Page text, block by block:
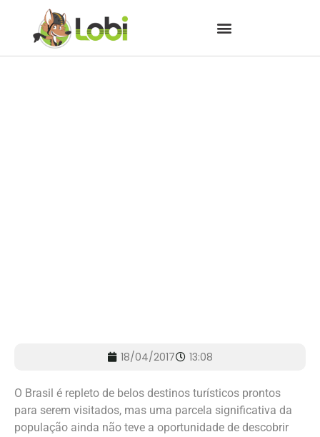
18/04/2017 13:08
O Brasil é repleto de belos destinos turísticos prontos
para serem visitados, mas uma parcela significativa da
população ainda não teve a oportunidade de descobrir